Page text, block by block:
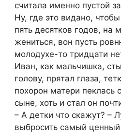
считала именно пустой
Ну, где это видано,
пять десятков годов, на
жениться, вон пусть
молодухе-то тридцати
Иван, как мальчишка,
голову, прятал глаза,
похорон матери пеклась
сыне, хоть и стал он
– А детки что скажут? –
выбросить самый